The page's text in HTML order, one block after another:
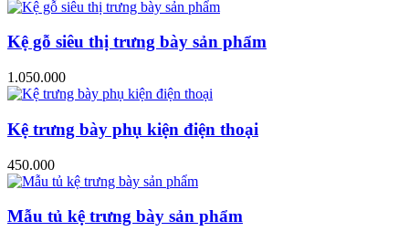
Kệ gỗ siêu thị trưng bày sản phẩm
1.050.000
Kệ trưng bày phụ kiện điện thoại
450.000
Mẫu tủ kệ trưng bày sản phẩm